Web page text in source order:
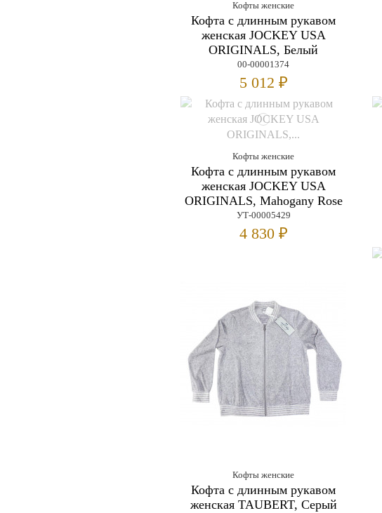
Кофты женские
Кофта с длинным рукавом
женская JOCKEY USA
ORIGINALS, Белый
00-00001374
5 012 ₽
Кофты женские
Кофта с длинным рукавом
женская JOCKEY USA
ORIGINALS, Mahogany Rose
УТ-00005429
4 830 ₽
Кофты женские
Кофта с длинным рукавом
женская TAUBERT, Серый